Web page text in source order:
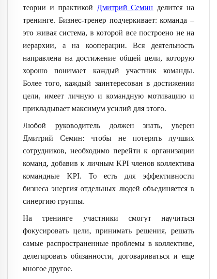
теории и практикой Дмитрий Семин делится на
тренинге. Бизнес-тренер подчеркивает: команда –
это живая система, в которой все построено не на
иерархии, а на кооперации. Вся деятельность
направлена на достижение общей цели, которую
хорошо понимает каждый участник команды.
Более того, каждый заинтересован в достижении
цели, имеет личную и командную мотивацию и
прикладывает максимум усилий для этого.
Любой руководитель должен знать, уверен
Дмитрий Семин: чтобы не потерять лучших
сотрудников, необходимо перейти к организации
команд, добавив к личным KPIчленов коллектива
командные KPI. То есть для эффективности
бизнеса энергия отдельных людей объединяется в
синергию группы.
На тренинге участники смогут научиться
фокусировать цели, принимать решения, решать
самые распространенные проблемы в коллективе,
делегировать обязанности, договариваться и еще
многое другое.